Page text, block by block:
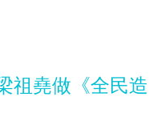
祖堯做《全民造